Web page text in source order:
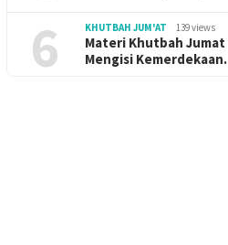
6 KHUTBAH JUM'AT 139 views
Materi Khutbah
Mengisi